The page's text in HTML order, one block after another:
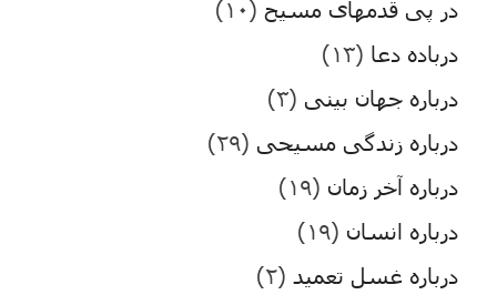
در پی قدمهای مسیح (۱۰)
درباده دعا (۱۳)
درباره جهان بینی (۳)
درباره زندگی مسیحی (۲۹)
درباره آخر زمان (۱۹)
درباره انسان (۱۹)
درباره غسل تعمید (۲)